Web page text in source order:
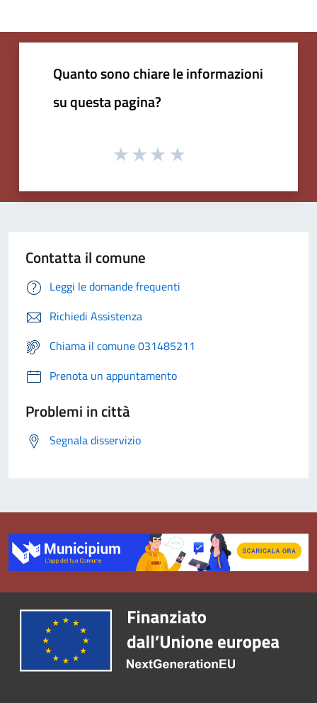
Quanto sono chiare le informazioni
su questa pagina?
Contatta il comune
Leggi le domande frequenti
Richiedi Assistenza
Chiama il comune 031485211
Prenota un appuntamento
Problemi in città
Segnala disservizio